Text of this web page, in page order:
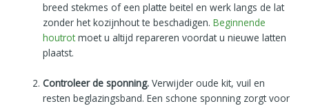
breed stekmes of een platte beitel en werk langs de lat
zonder het kozijnhout te beschadigen.Beginnende
houtrotmoet u altijd repareren voordat u nieuwe latten
plaatst.
Controleer de sponning. Verwijder oude kit, vuil en
resten beglazingsband. Een schone sponning zorgt voor